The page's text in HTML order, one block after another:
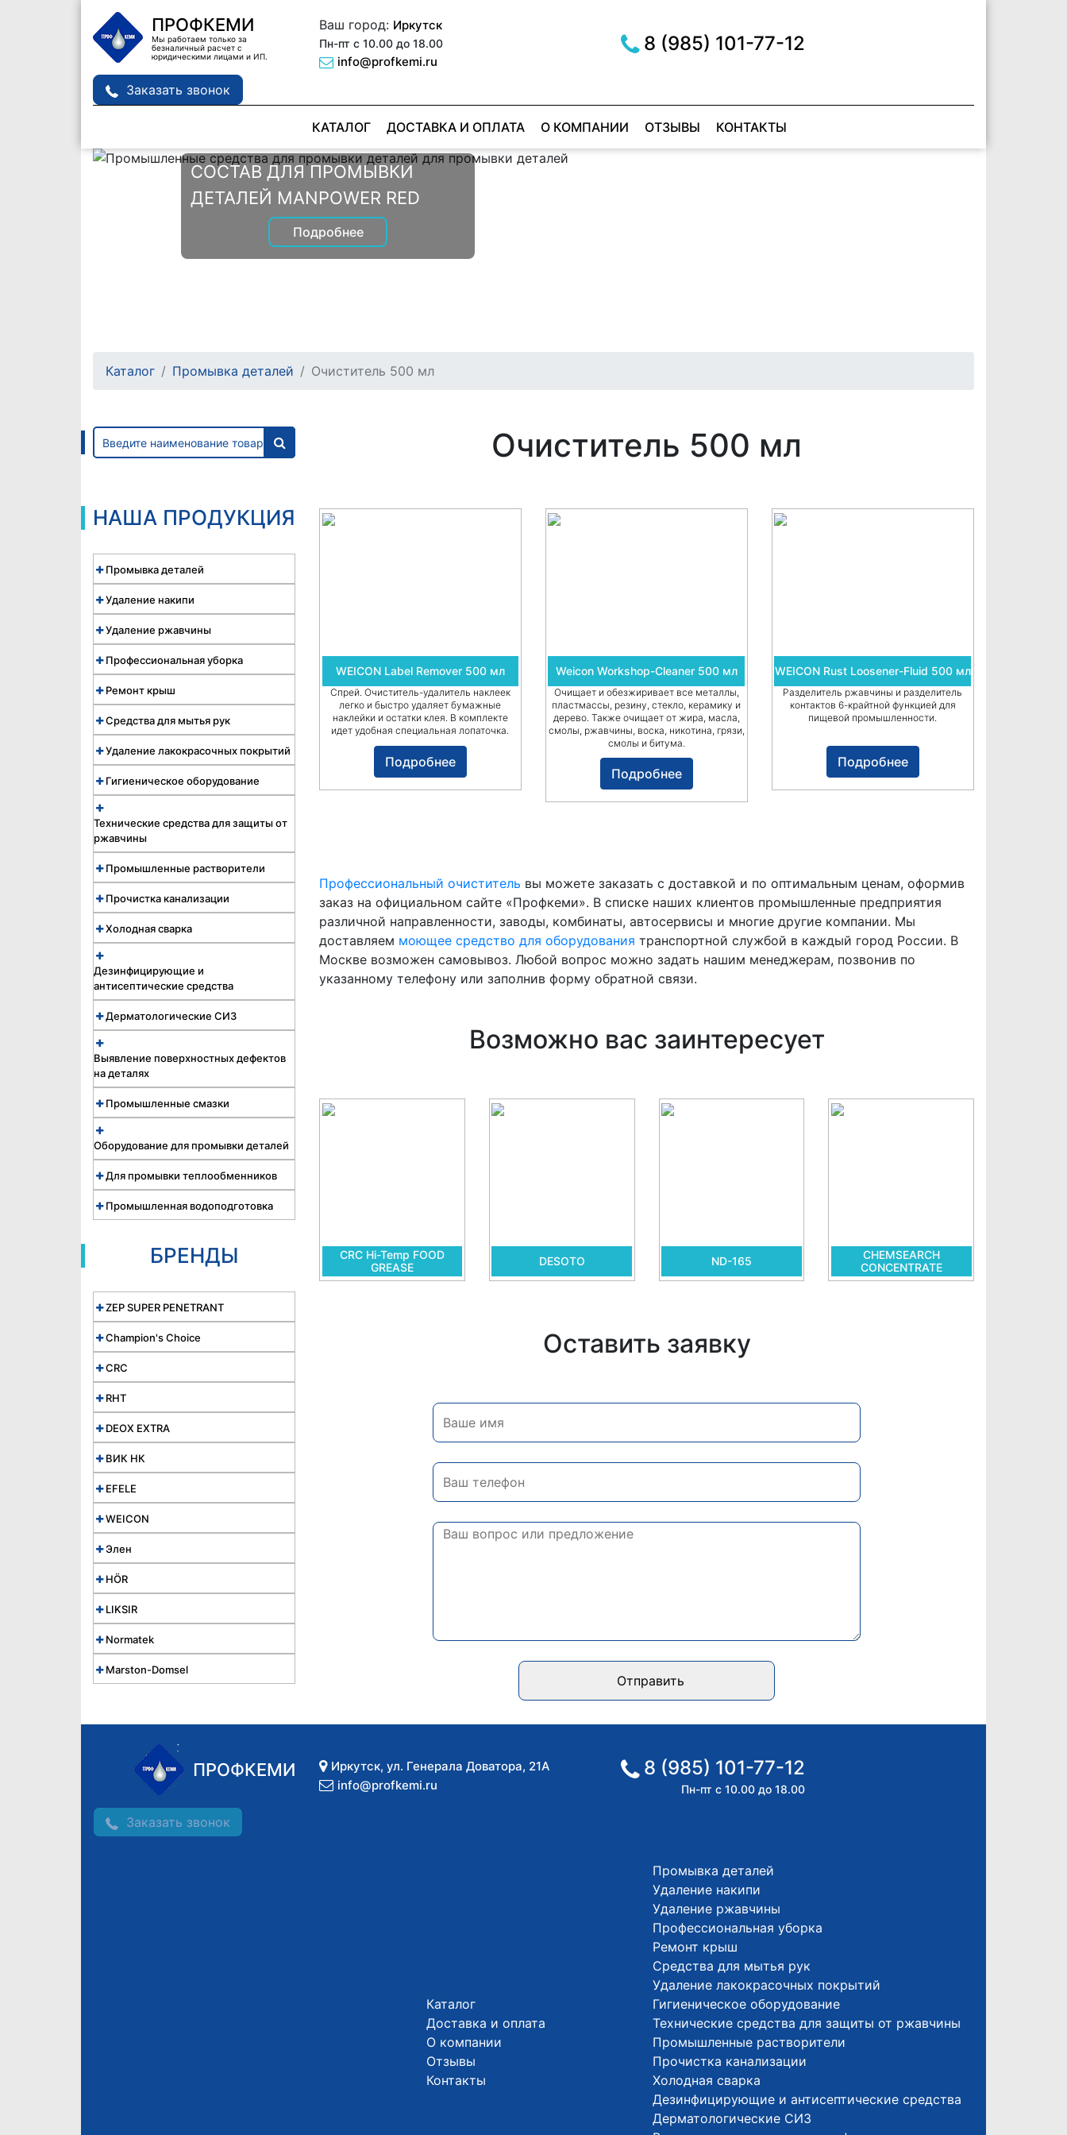
ПРОФКЕМИ
Мы работаем только за
безналичный расчет с
юридическими лицами и ИП.
Ваш город: Иркутск
Пн-пт с 10.00 до 18.00
info@profkemi.ru
8 (985) 101-77-12
Заказать звонок
КАТАЛОГ ДОСТАВКА И ОПЛАТА О КОМПАНИИ ОТЗЫВЫ КОНТАКТЫ
СОСТАВЫ ДЛЯ ПРОМЫВКИ
ТЕПЛООБМЕННИКОВ
СОСТАВ ДЛЯ ПРОМЫВКИ
ДЕТАЛЕЙ MANPOWER RED
Подробнее
Каталог Промывка деталей Очиститель 500 мл
НАША ПРОДУКЦИЯ
Промывка деталей
Удаление накипи
Удаление ржавчины
Профессиональная уборка
Ремонт крыш
Средства для мытья рук
Удаление лакокрасочных покрытий
Гигиеническое оборудование
Технические средства для защиты от
ржавчины
Промышленные растворители
Прочистка канализации
Холодная сварка
Дезинфицирующие и
антисептические средства
Дерматологические СИЗ
Выявление поверхностных дефектов
на деталях
Промышленные смазки
Оборудование для промывки деталей
Для промывки теплообменников
Промышленная водоподготовка
БРЕНДЫ
ZEP SUPER PENETRANT
Champion's Choice
CRC
RHT
DEOX EXTRA
ВИК НК
EFELE
WEICON
Элен
HÖR
LIKSIR
Normatek
Marston-Domsel
Очиститель 500 мл
WEICON Label Remover 500 мл
Спрей. Очиститель-удалитель наклеек
легко и быстро удаляет бумажные
наклейки и остатки клея. В комплекте
идет удобная специальная лопаточка.
Подробнее
Weicon Workshop-Cleaner 500 мл
Очищает и обезжиривает все металлы,
пластмассы, резину, стекло, керамику и
дерево. Также очищает от жира, масла,
смолы, ржавчины, воска, никотина, грязи,
смолы и битума.
Подробнее
WEICON Rust Loosener-Fluid 500 мл
Разделитель ржавчины и разделитель
контактов 6-крайтной функцией для
пищевой промышленности.
Подробнее
Профессиональный очиститель вы можете заказать с доставкой и по оптимальным ценам, оформив
заказ на официальном сайте «Профкеми». В списке наших клиентов промышленные предприятия
различной направленности, заводы, комбинаты, автосервисы и многие другие компании. Мы
доставляем моющее средство для оборудования транспортной службой в каждый город России. В
Москве возможен самовывоз. Любой вопрос можно задать нашим менеджерам, позвонив по
указанному телефону или заполнив форму обратной связи.
Возможно вас заинтересует
CRC Hi-Temp FOOD
GREASE
DESOTO ND-165
CHEMSEARCH
CONCENTRATE
Оставить заявку
Отправить
ПРОФКЕМИ Иркутск, ул. Генерала Доватора, 21А
info@profkemi.ru
8 (985) 101-77-12
Пн-пт с 10.00 до 18.00
Заказать звонок
Каталог
Доставка и оплата
О компании
Отзывы
Контакты
Промывка деталей
Удаление накипи
Удаление ржавчины
Профессиональная уборка
Ремонт крыш
Средства для мытья рук
Удаление лакокрасочных покрытий
Гигиеническое оборудование
Технические средства для защиты от ржавчины
Промышленные растворители
Прочистка канализации
Холодная сварка
Дезинфицирующие и антисептические средства
Дерматологические СИЗ